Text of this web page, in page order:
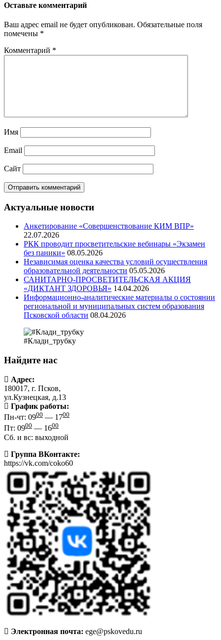
Оставьте комментарий
Ваш адрес email не будет опубликован. Обязательные поля
помечены *
Комментарий *
Имя
Email
Сайт
Актуальные новости
Анкетирование «Совершенствование КИМ ВПР»
22.07.2026
РКК проводит просветительские вебинары «Экзамен
без паники» 08.05.2026
Независимая оценка качества условий осуществления
образовательной деятельности 05.05.2026
САНИТАРНО-ПРОСВЕТИТЕЛЬСКАЯ АКЦИЯ
«ДИКТАНТ ЗДОРОВЬЯ» 14.04.2026
Информационно-аналитические материалы о состоянии
региональной и муниципальных систем образования
Псковской области 08.04.2026
#Клади_трубку
Найдите нас
Адрес:
180017, г. Псков,
ул.Кузнецкая, д.13
График работы:
Пн-чт: 0900 — 1700
Пт: 0900 — 1600
Сб. и вс: выходной
Группа ВКонтакте:
https://vk.com/coko60
Электронная почта: ege@pskovedu.ru